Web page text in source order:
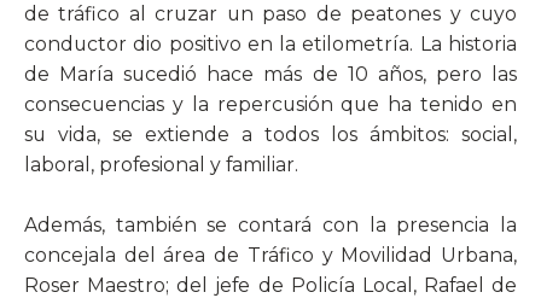
de tráfico al cruzar un paso de peatones y cuyo
conductor dio positivo en la etilometría. La historia
de María sucedió hace más de 10 años, pero las
consecuencias y la repercusión que ha tenido en
su vida, se extiende a todos los ámbitos: social,
laboral, profesional y familiar.
Además, también se contará con la presencia la
concejala del área de Tráfico y Movilidad Urbana,
Roser Maestro; del jefe de Policía Local, Rafael de